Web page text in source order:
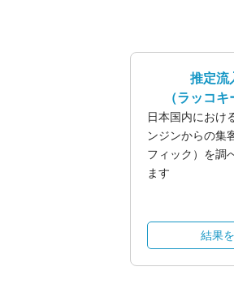
推定流
（ラッコキ
日本国内におけ
ンジンからの集
フィック）を調
ます
結果